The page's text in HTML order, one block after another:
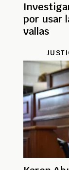
por usar
vallas